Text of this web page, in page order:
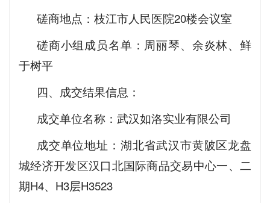
磋商地点：枝江市人民医院20楼会议室
磋商小组成员名单：周丽琴、余炎林、鲜
于树平
四、成交结果信息：
成交单位名称：武汉如洛实业有限公司
成交单位地址：湖北省武汉市黄陂区龙盘
城经济开发区汉口北国际商品交易中心一、二
期H4、H3层H3523